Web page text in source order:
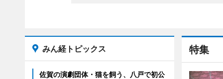
特集
みん経トピックス
佐賀の演劇団体・猫を飼う、八戸で初公